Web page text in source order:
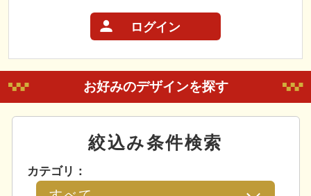
ログイン
お好みのデザインを探す
絞込み条件検索
カテゴリ：